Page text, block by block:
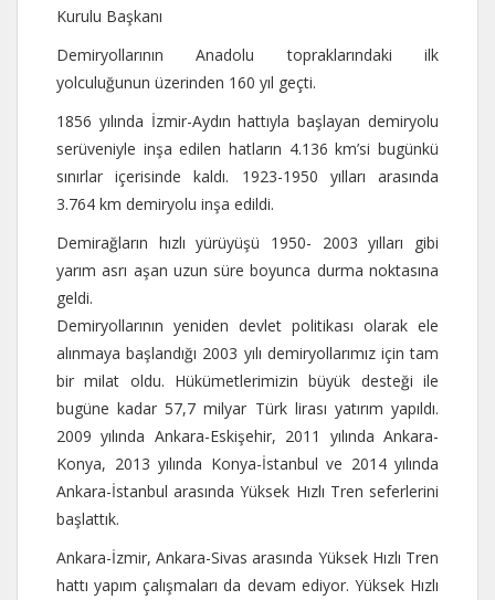
Kurulu Başkanı
Demiryollarının Anadolu topraklarındaki ilk
yolculuğunun üzerinden 160 yıl geçti.
1856 yılında İzmir-Aydın hattıyla başlayan demiryolu
serüveniyle inşa edilen hatların 4.136 km’si bugünkü
sınırlar içerisinde kaldı. 1923-1950 yılları arasında
3.764 km demiryolu inşa edildi.
Demirağların hızlı yürüyüşü 1950- 2003 yılları gibi
yarım asrı aşan uzun süre boyunca durma noktasına
geldi.
Demiryollarının yeniden devlet politikası olarak ele
alınmaya başlandığı 2003 yılı demiryollarımız için tam
bir milat oldu. Hükümetlerimizin büyük desteği ile
bugüne kadar 57,7 milyar Türk lirası yatırım yapıldı.
2009 yılında Ankara-Eskişehir, 2011 yılında Ankara-
Konya, 2013 yılında Konya-İstanbul ve 2014 yılında
Ankara-İstanbul arasında Yüksek Hızlı Tren seferlerini
başlattık.
Ankara-İzmir, Ankara-Sivas arasında Yüksek Hızlı Tren
hattı yapım çalışmaları da devam ediyor. Yüksek Hızlı